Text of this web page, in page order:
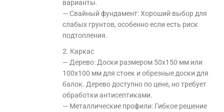
варианты.
— Свайный фундамент: Хороший выбор для
слабых грунтов, особенно если есть риск
подтопления.
2. Каркас
— Дерево: Доски размером 50х150 мм или
100х100 мм для стоек и обрезные доски для
балок. Дерево доступно по цене, но требует
обработки антисептиками.
— Металлические профили: Гибкое решение